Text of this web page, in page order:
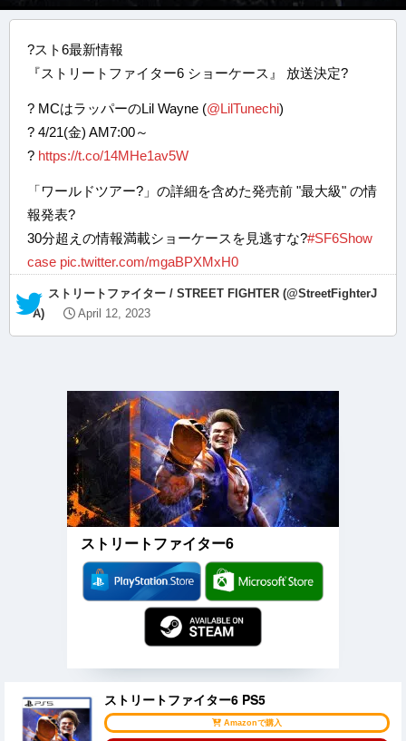
?スト6最新情報
『ストリートファイター6 ショーケース』 放送決定?
? MCはラッパーのLil Wayne (@LilTunechi)
? 4/21(金) AM7:00～
? https://t.co/14MHe1av5W
「ワールドツアー?」の詳細を含めた発売前 "最大級" の情
報発表?
30分超えの情報満載ショーケースを見逃すな?#SF6Show
case pic.twitter.com/mgaBPXMxH0
— ストリートファイター / STREET FIGHTER (@StreetFighterJ
A)
April 12, 2023
ストリートファイター6
ストリートファイター6 PS5
Amazonで購入